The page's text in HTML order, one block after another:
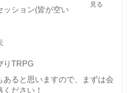
見る
ッション(皆が空い
りTRPG
あると思いますので、まずは会
ださい！